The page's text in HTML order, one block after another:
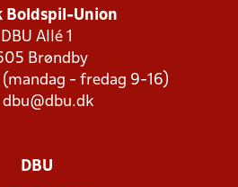
Boldspil-Union
DBU Allé 1
Brøndby
(mandag - fredag 9-16)
dbu@dbu.dk
DBU